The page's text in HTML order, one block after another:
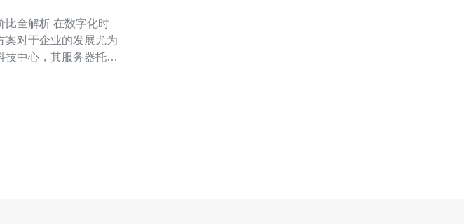
比全解析 在数字化时
案对于企业的发展尤为
技中心，其服务器托管
对其性价比进行评